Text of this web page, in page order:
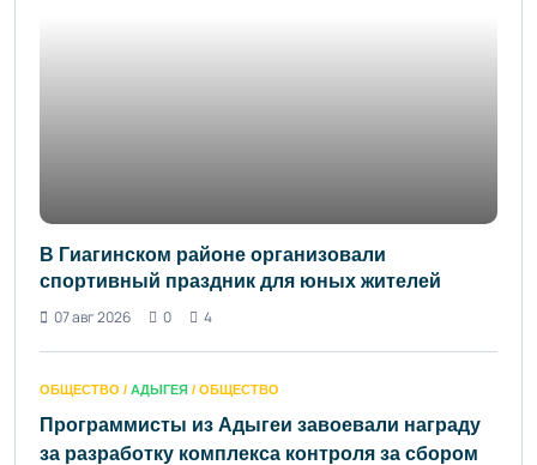
В Гиагинском районе организовали
спортивный праздник для юных жителей
07 авг 2026
0 4
ОБЩЕСТВО / АДЫГЕЯ / ОБЩЕСТВО
Программисты из Адыгеи завоевали награду
за разработку комплекса контроля за сбором